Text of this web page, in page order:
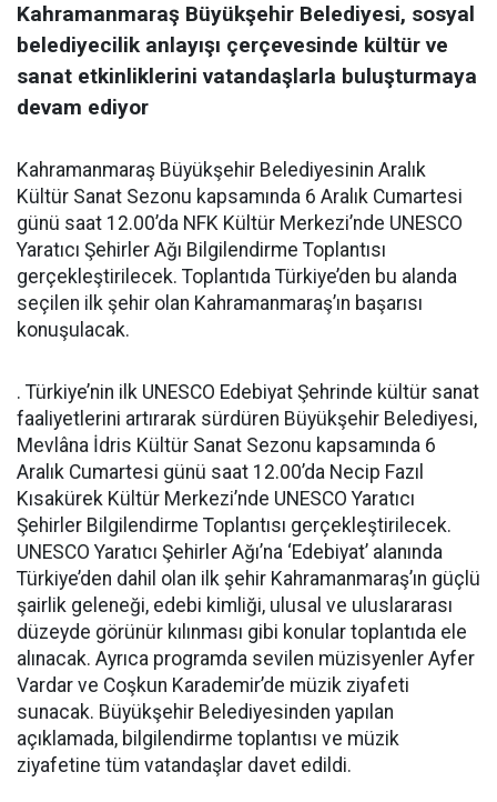
Kahramanmaraş Büyükşehir Belediyesi, sosyal
belediyecilik anlayışı çerçevesinde kültür ve
sanat etkinliklerini vatandaşlarla buluşturmaya
devam ediyor
Kahramanmaraş Büyükşehir Belediyesinin Aralık
Kültür Sanat Sezonu kapsamında 6 Aralık Cumartesi
günü saat 12.00’da NFK Kültür Merkezi’nde UNESCO
Yaratıcı Şehirler Ağı Bilgilendirme Toplantısı
gerçekleştirilecek. Toplantıda Türkiye’den bu alanda
seçilen ilk şehir olan Kahramanmaraş’ın başarısı
konuşulacak.
. Türkiye’nin ilk UNESCO Edebiyat Şehrinde kültür sanat
faaliyetlerini artırarak sürdüren Büyükşehir Belediyesi,
Mevlâna İdris Kültür Sanat Sezonu kapsamında 6
Aralık Cumartesi günü saat 12.00’da Necip Fazıl
Kısakürek Kültür Merkezi’nde UNESCO Yaratıcı
Şehirler Bilgilendirme Toplantısı gerçekleştirilecek.
UNESCO Yaratıcı Şehirler Ağı’na ‘Edebiyat’ alanında
Türkiye’den dahil olan ilk şehir Kahramanmaraş’ın güçlü
şairlik geleneği, edebi kimliği, ulusal ve uluslararası
düzeyde görünür kılınması gibi konular toplantıda ele
alınacak. Ayrıca programda sevilen müzisyenler Ayfer
Vardar ve Coşkun Karademir’de müzik ziyafeti
sunacak. Büyükşehir Belediyesinden yapılan
açıklamada, bilgilendirme toplantısı ve müzik
ziyafetine tüm vatandaşlar davet edildi.